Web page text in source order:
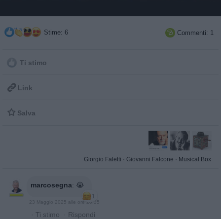
Stime: 6  Commenti: 1
Ti stimo
 Link
 Salva
Giorgio Faletti · Giovanni Falcone · Musical Box
marcosegna: 😭
1
23 Maggio 2025 alle ore 20:35
· Ti stimo · Rispondi